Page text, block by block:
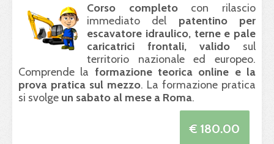
Corso completocon rilascio
immediato del patentino per
escavatore idraulico, terne e pale
caricatrici frontali, valido sul
territorio nazionale ed europeo.
Comprende la formazione teorica online e la
prova pratica sul mezzo. La formazione pratica
si svolge un sabato al mese a Roma.
€ 180.00